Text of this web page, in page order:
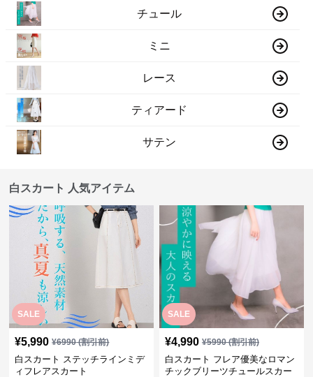
チュール
ミニ
レース
ティアード
サテン
白スカート 人気アイテム
SALE
¥5,990 ¥6990(割引前)
白スカート ステッチラインミデ
ィフレアスカート
SALE
¥4,990 ¥5990(割引前)
白スカート フレア優美なロマン
チックブリーツチュールスカー